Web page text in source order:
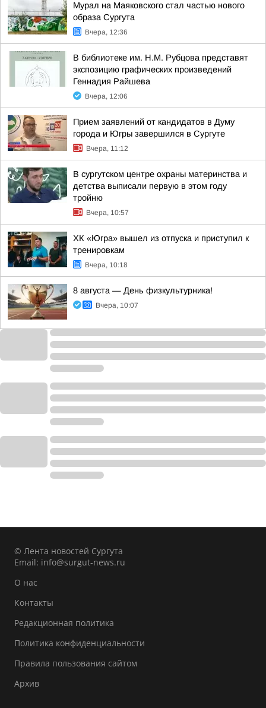
Мурал на Маяковского стал частью нового
образа Сургута
Вчера, 12:36
В библиотеке им. Н.М. Рубцова представят
экспозицию графических произведений
Геннадия Райшева
Вчера, 12:06
Прием заявлений от кандидатов в Думу
города и Югры завершился в Сургуте
Вчера, 11:12
В сургутском центре охраны материнства и
детства выписали первую в этом году
тройню
Вчера, 10:57
ХК «Югра» вышел из отпуска и приступил к
тренировкам
Вчера, 10:18
8 августа — День физкультурника!
Вчера, 10:07
© Лента новостей Сургута
Email: info@surgut-news.ru
О нас
Контакты
Редакционная политика
Политика конфиденциальности
Правила пользования сайтом
Архив